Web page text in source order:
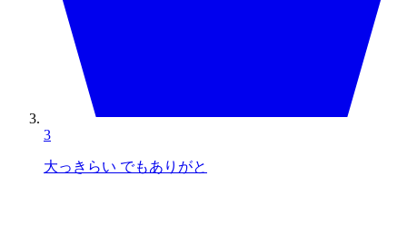
3
大っきらい でもありがと